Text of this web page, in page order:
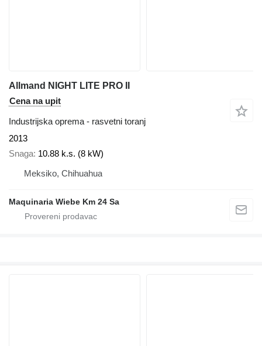
Allmand NIGHT LITE PRO II
Cena na upit
Industrijska oprema - rasvetni toranj
2013
Snaga 10.88 k.s. (8 kW)
Meksiko, Chihuahua
Maquinaria Wiebe Km 24 Sa